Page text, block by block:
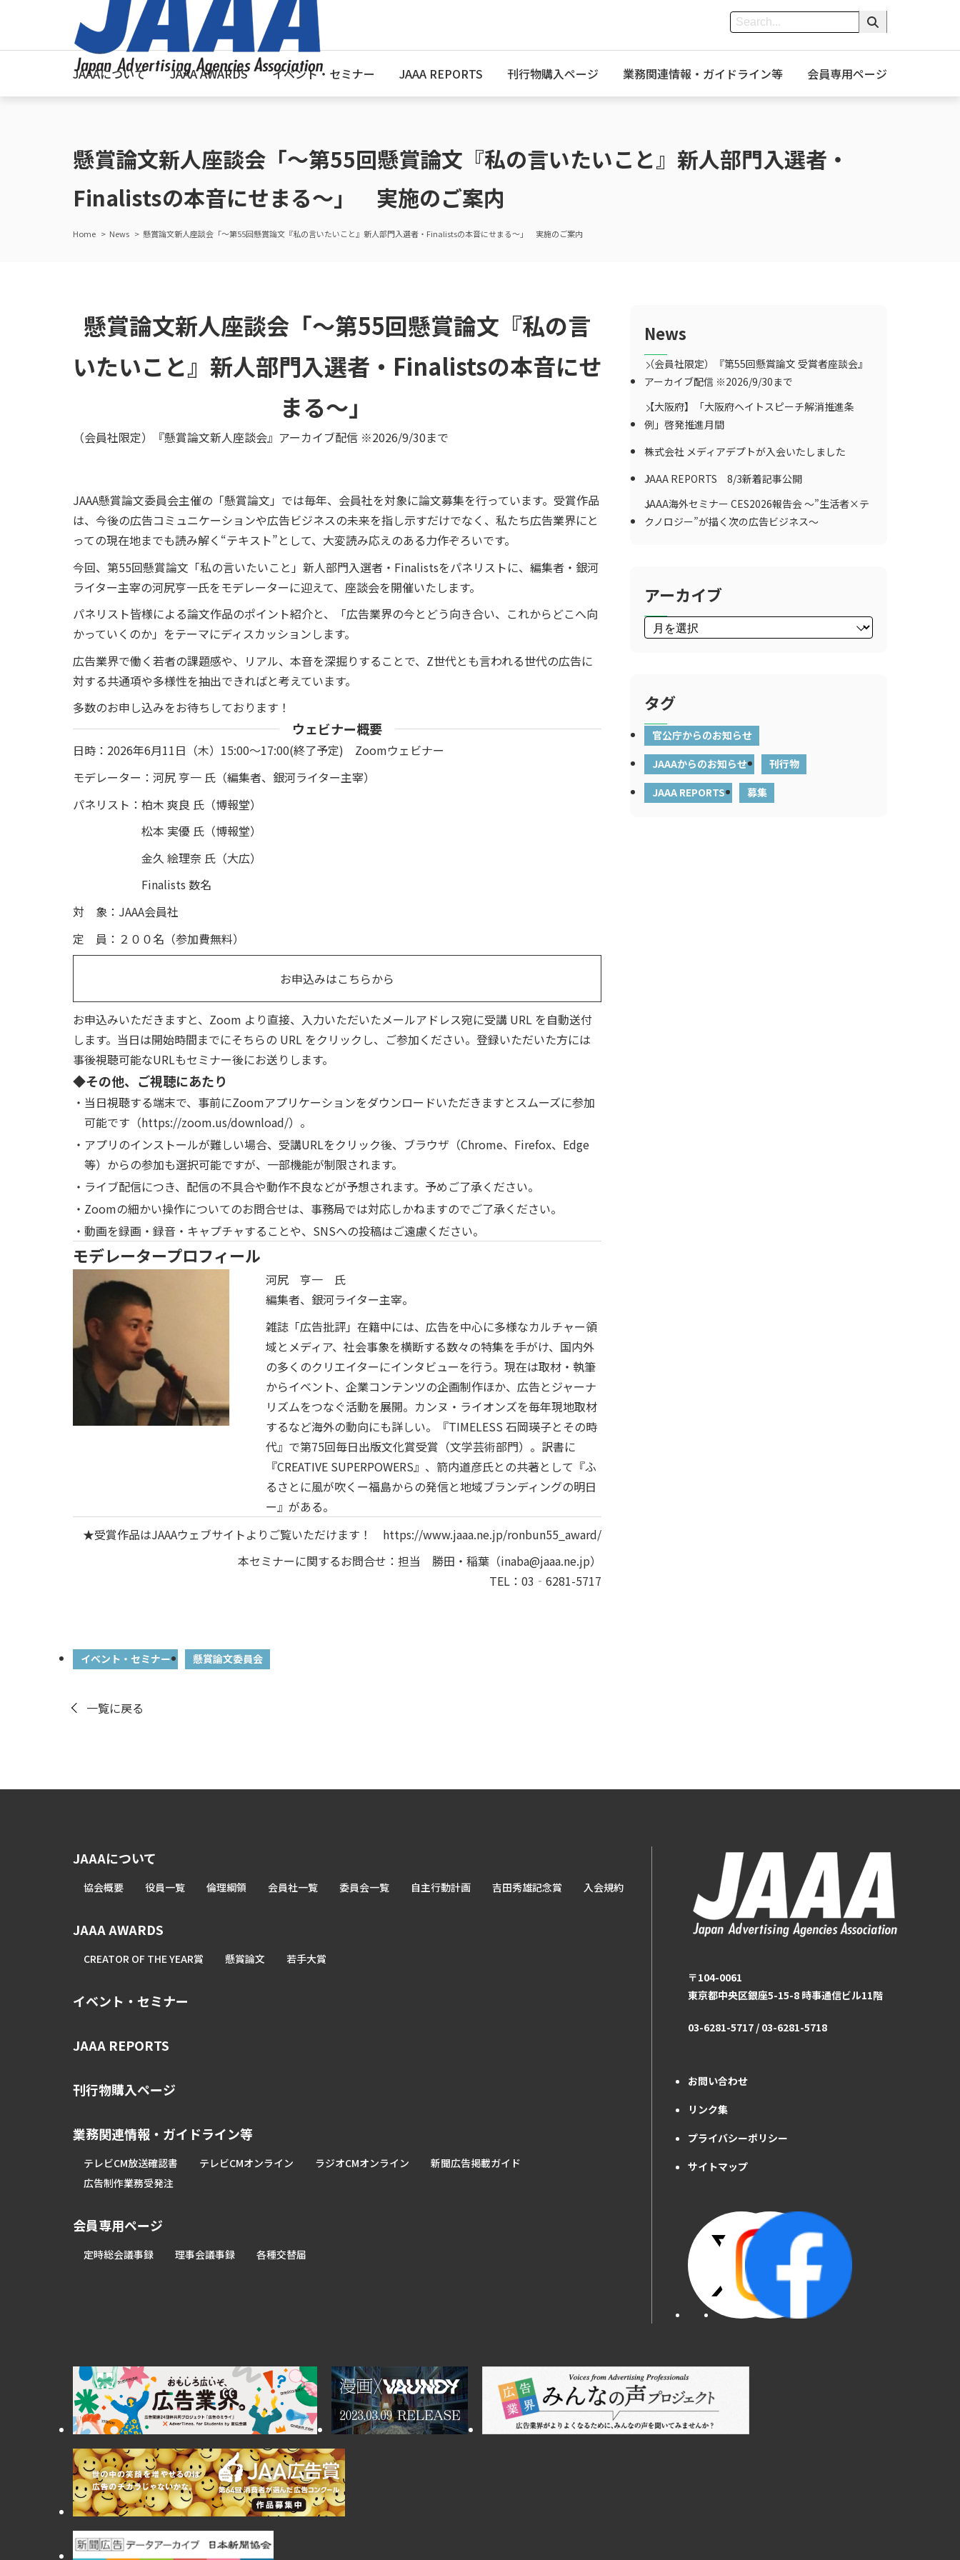
JAAAについて JAAA AWARDS イベント・セミナー JAAA REPORTS 刊行物購入ページ 業務関連情報・ガイドライン等 会員専用ページ
懸賞論文新人座談会「～第55回懸賞論文『私の言いたいこと』新人部門入選者・
Finalistsの本音にせまる～」 実施のご案内
Home News 懸賞論文新人座談会「～第55回懸賞論文『私の言いたいこと』新人部門入選者・Finalistsの本音にせまる～」 実施のご案内
懸賞論文新人座談会「～第55回懸賞論文『私の言
いたいこと』新人部門入選者・Finalistsの本音にせ
まる～」
（会員社限定）『懸賞論文新人座談会』アーカイブ配信 ※2026/9/30まで
JAAA懸賞論文委員会主催の「懸賞論文」では毎年、会員社を対象に論文募集を行っています。受賞作品
は、今後の広告コミュニケーションや広告ビジネスの未来を指し示すだけでなく、私たち広告業界にと
っての現在地までも読み解く“テキスト”として、大変読み応えのある力作ぞろいです。
今回、第55回懸賞論文「私の言いたいこと」新人部門入選者・Finalistsをパネリストに、編集者・銀河
ライター主宰の河尻亨一氏をモデレーターに迎えて、座談会を開催いたします。
パネリスト皆様による論文作品のポイント紹介と、「広告業界の今とどう向き合い、これからどこへ向
かっていくのか」をテーマにディスカッションします。
広告業界で働く若者の課題感や、リアル、本音を深掘りすることで、Z世代とも言われる世代の広告に
対する共通項や多様性を抽出できればと考えています。
多数のお申し込みをお待ちしております！
ウェビナー概要
日時：2026年6月11日（木）15:00～17:00(終了予定) Zoomウェビナー
モデレーター：河尻 亨一 氏（編集者、銀河ライター主宰）
パネリスト：柏木 爽良 氏（博報堂）
松本 実優 氏（博報堂）
金久 絵理奈 氏（大広）
Finalists 数名
対 象：JAAA会員社
定 員：２００名（参加費無料）
お申込みはこちらから
お申込みいただきますと、Zoom より直接、入力いただいたメールアドレス宛に受講 URL を自動送付
します。当日は開始時間までにそちらの URL をクリックし、ご参加ください。登録いただいた方には
事後視聴可能なURLもセミナー後にお送りします。
◆その他、ご視聴にあたり
当日視聴する端末で、事前にZoomアプリケーションをダウンロードいただきますとスムーズに参加
可能です（https://zoom.us/download/）。
アプリのインストールが難しい場合、受講URLをクリック後、ブラウザ（Chrome、Firefox、Edge
等）からの参加も選択可能ですが、一部機能が制限されます。
ライブ配信につき、配信の不具合や動作不良などが予想されます。予めご了承ください。
Zoomの細かい操作についてのお問合せは、事務局では対応しかねますのでご了承ください。
動画を録画・録音・キャプチャすることや、SNSへの投稿はご遠慮ください。
モデレータープロフィール
河尻 亨一 氏
編集者、銀河ライター主宰。
雑誌「広告批評」在籍中には、広告を中心に多様なカルチャー領
域とメディア、社会事象を横断する数々の特集を手がけ、国内外
の多くのクリエイターにインタビューを行う。現在は取材・執筆
からイベント、企業コンテンツの企画制作ほか、広告とジャーナ
リズムをつなぐ活動を展開。カンヌ・ライオンズを毎年現地取材
するなど海外の動向にも詳しい。『TIMELESS 石岡瑛子とその時
代』で第75回毎日出版文化賞受賞（文学芸術部門）。訳書に
『CREATIVE SUPERPOWERS』、箭内道彦氏との共著として『ふ
るさとに風が吹くー福島からの発信と地域ブランディングの明日
ー』がある。
★受賞作品はJAAAウェブサイトよりご覧いただけます！ https://www.jaaa.ne.jp/ronbun55_award/
本セミナーに関するお問合せ：担当 勝田・稲葉（inaba@jaaa.ne.jp）
TEL： 03‐6281-5717
イベント・セミナー 懸賞論文委員会
一覧に戻る
News
（会員社限定）『第55回懸賞論文 受賞者座談会』
アーカイブ配信 ※2026/9/30まで
【大阪府】「大阪府ヘイトスピーチ解消推進条
例」啓発推進月間
株式会社 メディアデプトが入会いたしました
JAAA REPORTS 8/3新着記事公開
JAAA海外セミナー CES2026報告会 ～”生活者×テ
クノロジー”が描く次の広告ビジネス～
アーカイブ
タグ
官公庁からのお知らせ
JAAAからのお知らせ
刊行物
JAAA REPORTS
募集
JAAAについて
協会概要 役員一覧 倫理綱領 会員社一覧 委員会一覧 自主行動計画 吉田秀雄記念賞 入会規約
JAAA AWARDS
CREATOR OF THE YEAR賞 懸賞論文 若手大賞
イベント・セミナー
JAAA REPORTS
刊行物購入ページ
業務関連情報・ガイドライン等
テレビCM放送確認書 テレビCMオンライン ラジオCMオンライン
新聞広告掲載ガイド
広告制作業務受発注
会員専用ページ
定時総会議事録 理事会議事録 各種交替届
〒104-0061
東京都中央区銀座5-15-8 時事通信ビル11階
03-6281-5717 / 03-6281-5718
お問い合わせ
リンク集
プライバシーポリシー
サイトマップ